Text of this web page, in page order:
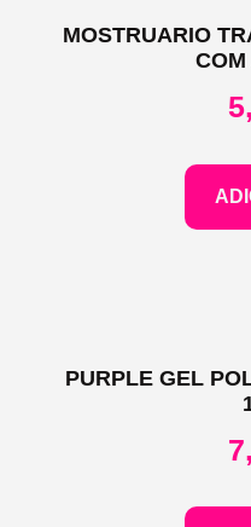
MOSTRUARIO
PURPLE GEL